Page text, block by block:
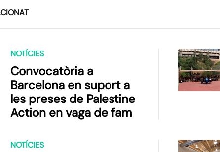
NOTÍCIES
Convocatòria a
Barcelona en suport a
les preses de Palestine
Action en vaga de fam
NOTÍCIES